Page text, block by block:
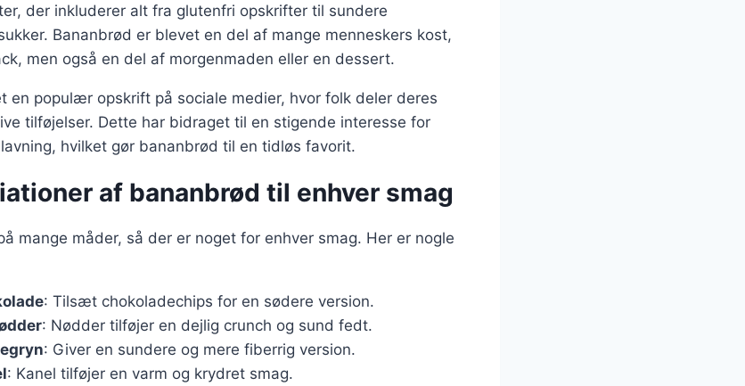
der inkluderer alt fra glutenfri opskrifter til sundere
Bananbrød er blevet en del af mange menneskers kost,
men også en del af morgenmaden eller en dessert.
en populær opskrift på sociale medier, hvor folk deler deres
tilføjelser. Dette har bidraget til en stigende interesse for
hvilket gør bananbrød til en tidløs favorit.
af bananbrød til enhver smag
mange måder, så der er noget for enhver smag. Her er nogle
: Tilsæt chokoladechips for en sødere version.
: Nødder tilføjer en dejlig crunch og sund fedt.
: Giver en sundere og mere fiberrig version.
: Kanel tilføjer en varm og krydret smag.